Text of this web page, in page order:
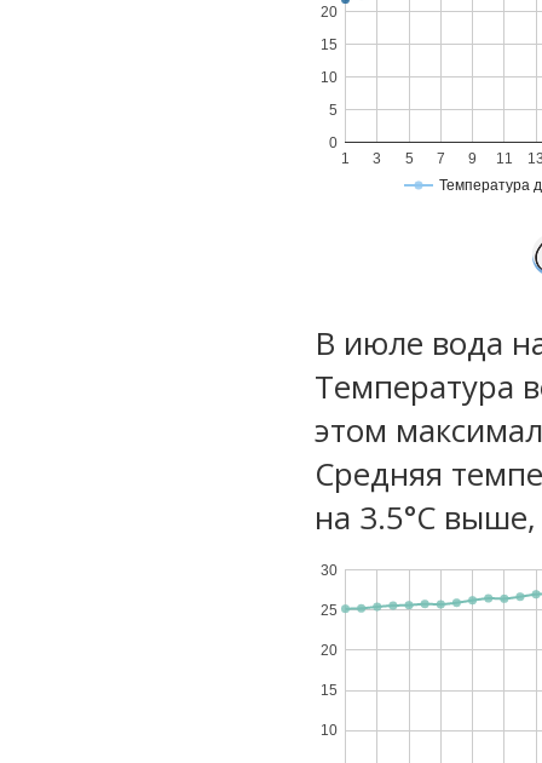
Температура
1 3 5 7 9 11
0
5
10
15
20
В июле вода
Температура
этом
Средняя
на 3.5°C
10
15
20
25
30